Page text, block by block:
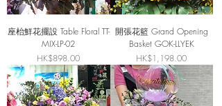
座枱鮮花擺設 Table Floral TT-
MIX-LP-02
價格
HK$898.00
開張花籃 Grand Opening
Basket GOK-LLYEK
價格
HK$1,198.00